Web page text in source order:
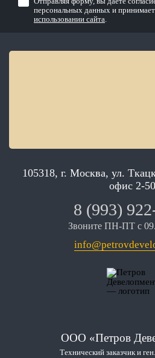
персональных данных и
использовании сайта.
105318, г. Москва, ул.
офис 2-
8 (993)
Звоните ПН-ПТ с
ООО «Петров
Технический заказчик и